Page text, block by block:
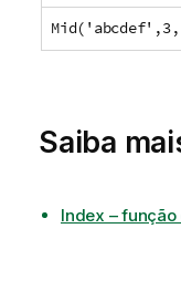
Saiba
Index –